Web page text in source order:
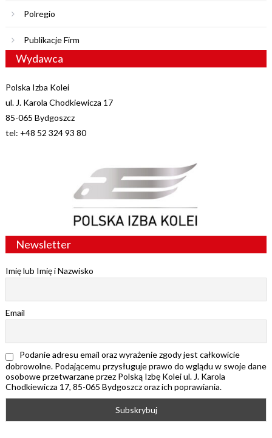
Polregio
Publikacje Firm
Wydawca
Polska Izba Kolei
ul. J. Karola Chodkiewicza 17
85-065 Bydgoszcz
tel: +48 52 324 93 80
Newsletter
Imię lub Imię i Nazwisko
Email
Podanie adresu email oraz wyrażenie zgody jest całkowicie
dobrowolne. Podającemu przysługuje prawo do wglądu w swoje dane
osobowe przetwarzane przez Polską Izbę Kolei ul. J. Karola
Chodkiewicza 17, 85-065 Bydgoszcz oraz ich poprawiania.